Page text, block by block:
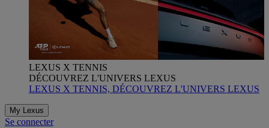
LEXUS X TENNIS
DÉCOUVREZ L'UNIVERS LEXUS
LEXUS X TENNIS, DÉCOUVREZ L'UNIVERS LEXUS
My Lexus
Se connecter